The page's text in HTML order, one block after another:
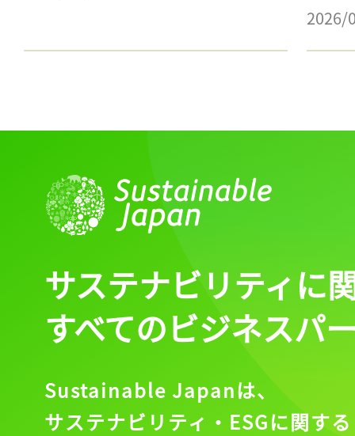
2026/
サステナビリティに
すべてのビジネスパ
Sustainable Japanは、
サステナビリティ・ESGに関する